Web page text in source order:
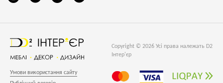
Copyright © 2026 Усі права належать D2
Інтер'єр
Умови використання сайту